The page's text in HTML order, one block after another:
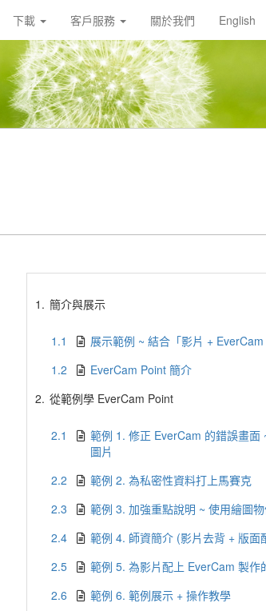
下載 客戶服務 關於我們 English
1. 簡介與展示
1.1
展示範例 ~ 結合「影片 + EverCam
1.2
EverCam Point 簡介
2. 從範例學 EverCam Point
2.1
範例 1. 修正 EverCam 的錯誤畫面
圖片
2.2
範例 2. 為私密性資料打上馬賽克
2.3
範例 3. 加強重點說明 ~ 使用繪圖
2.4
範例 4. 師資簡介 (影片去背 + 版面
2.5
範例 5. 為影片配上 EverCam 製作
2.6
範例 6. 範例展示 + 操作教學